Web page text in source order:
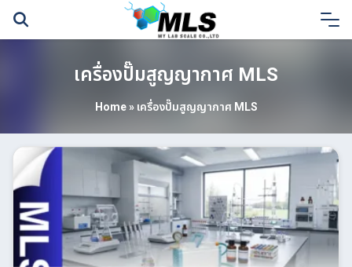
Skip
เครื่องปั๊มสูญญากาศ MLS
Home» เครื่องปั๊มสูญญากาศ MLS